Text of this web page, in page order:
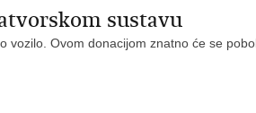
sustavu
vozilo. Ovom donacijom znatno će se